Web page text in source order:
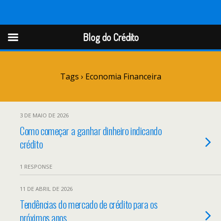
Blog do Crédito
Tags › Economia Financeira
3 DE MAIO DE 2026
Como começar a ganhar dinheiro indicando
crédito
1 RESPONSE
11 DE ABRIL DE 2026
Tendências do mercado de crédito para os
próximos anos
Blog do Crédito